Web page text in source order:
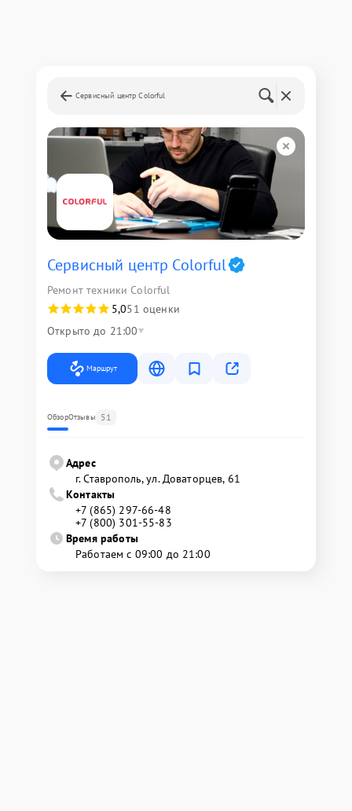
Сервисный центр Colorful
Сервисный центр Colorful
Ремонт техники Colorful
5,051 оценки
Открыто до 21:00
Маршрут
ОбзорОтзывы 51
Адрес
г. Ставрополь, ул. Доваторцев, 61
Контакты
+7 (865) 297-66-48
+7 (800) 301-55-83
Время работы
Работаем с 09:00 до 21:00